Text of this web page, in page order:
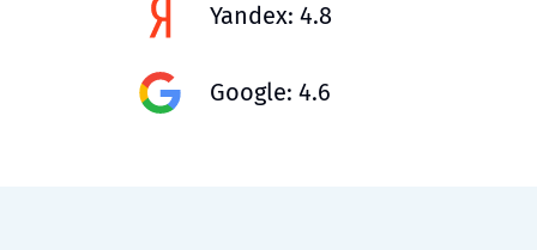
Yandex: 4.8
Google: 4.6